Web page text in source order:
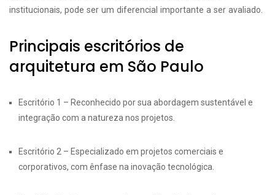
institucionais, pode ser um diferencial importante a ser avaliado.
Principais escritórios de
arquitetura em São Paulo
Escritório 1 – Reconhecido por sua abordagem sustentável e
integração com a natureza nos projetos.
Escritório 2 – Especializado em projetos comerciais e
corporativos, com ênfase na inovação tecnológica.